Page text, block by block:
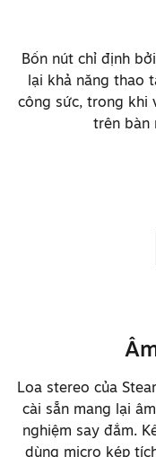
Điều
Thêm logo
Vít mặt
lỗ ren
Điều
vật liệu
để giảm
Giảm số
trên toàn
Giảm số
Bốn nút chỉ định
lại khả năng thao
công sức, trong khi
trên bàn
Loa stereo của
cài sẵn mang lại
nghiệm say đắm.
dùng micro kép